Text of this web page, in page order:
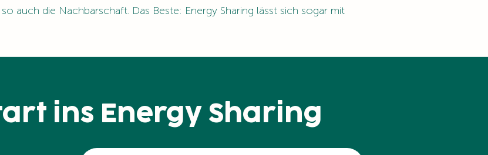
auch die Nachbarschaft. Das Beste: Energy Sharing lässt sich sogar mit
ins Energy Sharing